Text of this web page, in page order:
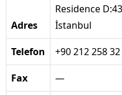
Adres
Residence
İstanbul
Telefon +90 212 258
Fax —